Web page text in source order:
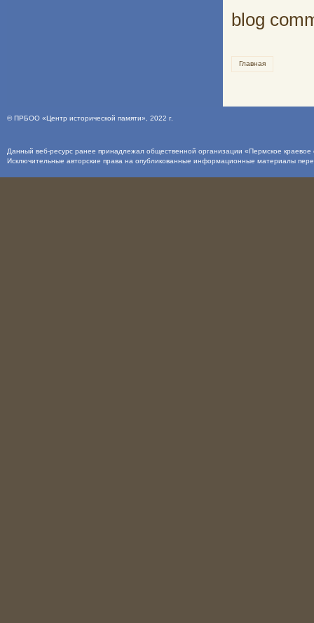
blog
Главная
©ПРБОО «Центр исторической памяти» , 2022 г.
Данный веб-ресурс ранее принадлежал общественной организации «Пермское
Исключительные авторские права на опубликованные информационные материалы